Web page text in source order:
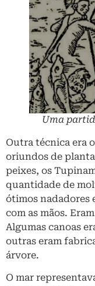
Uma
Outra técnica era
oriundos de
peixes, os
quantidade de
ótimos nadadores
com as mãos.
Algumas canoas
outras eram
árvore.
O mar